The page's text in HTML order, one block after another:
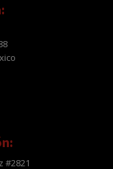
#2821